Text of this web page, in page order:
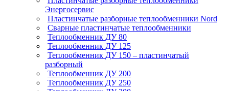
Энергосервис
Пластинчатые разборные теплообменники Nord
Сварные пластинчатые теплообменники
Теплообменник ДУ 80
Теплообменник ДУ 125
Теплообменник ДУ 150 – пластинчатый
разборный
Теплообменник ДУ 200
Теплообменник ДУ 250